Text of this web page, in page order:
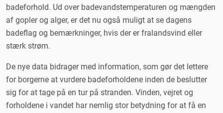
badeforhold. Ud over badevandstemperaturen og mængden
af gopler og alger, er det nu også muligt at se dagens
badeflag og bemærkninger, hvis der er fralandsvind eller
stærk strøm.
De nye data bidrager med information, som gør det lettere
for borgerne at vurdere badeforholdene inden de beslutter
sig for at tage på en tur på stranden. Vinden, vejret og
forholdene i vandet har nemlig stor betydning for at få en